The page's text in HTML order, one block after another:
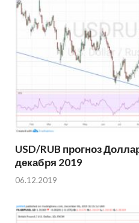
USD/RUB прогноз
декабря 2019
06.12.2019